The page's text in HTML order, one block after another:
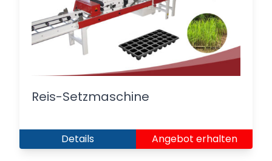
Reis-Setzmaschine
Details Angebot erhalten